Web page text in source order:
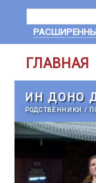
ГЛАВНАЯ
ИН ДОНО
РОДСТВЕННИКИ /